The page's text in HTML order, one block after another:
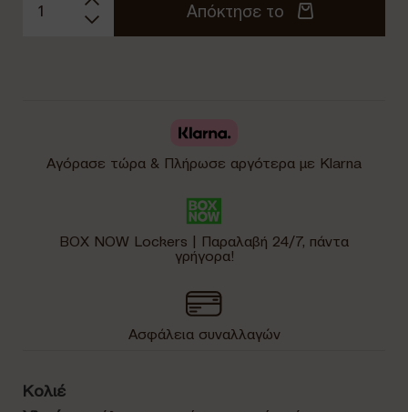
Απόκτησε το
Αγόρασε τώρα & Πλήρωσε αργότερα με Klarna
BOX NOW Lockers | Παραλαβή 24/7, πάντα
γρήγορα!
Ασφάλεια συναλλαγών
Κολιέ